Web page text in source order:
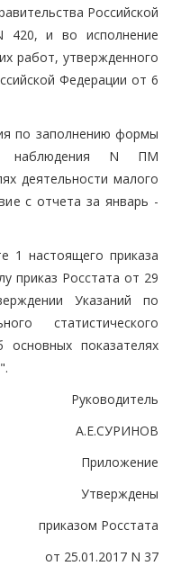
Российской
и во исполнение
работ, утвержденного
Федерации от 6
по заполнению формы
наблюдения N ПМ
деятельности малого
с отчета за январь -
1 настоящего приказа
приказ Росстата от 29
Указаний по
статистического
показателях
Руководитель
А.Е.СУРИНОВ
Приложение
Утверждены
приказом Росстата
от 25.01.2017 N 37